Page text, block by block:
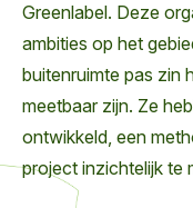
Greenlabel. Deze
ambities op het
buitenruimte pas zin
meetbaar zijn. Ze
ontwikkeld, een
project inzichtelijk te